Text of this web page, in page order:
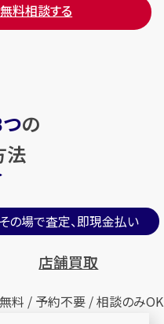
料相談する
つの
法
その場で査定、即現金払い
店舗買取
料 / 予約不要 / 相談のみOK